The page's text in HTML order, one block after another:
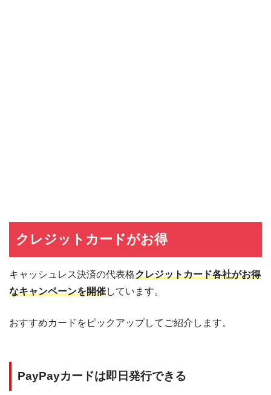
クレジットカードがお得
キャッシュレス決済の代表格クレジットカード各社がお得
なキャンペーンを開催しています。
おすすめカードをピックアップしてご紹介します。
PayPayカードは即日発行できる